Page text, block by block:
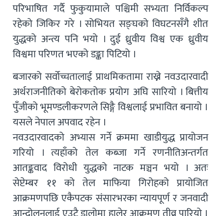
परिभाषित गर्दै फुकुयामाले पश्चिमी सभ्यता निर्विकल्प
रहेको जिकिर गरे । सोभियत सङ्घको विघटनसँगै शीत
युद्धको अन्त्य पनि भयो । दुई ध्रुवीय विश्व एक ध्रुवीय
विश्वमा परिणत भएको डङ्का पिटियो ।
बजारको सर्वोच्चतालाई प्राथमिकतामा राख्ने नवउदारवादी
अर्थराजनीतिको बेरोकतोक प्रयोग अघि सारियो । बित्तीय
पुँजीको भूमण्डलीकरणले सिङ्गै विश्वलाई प्रभावित बनायो ।
यसले नेपाल अपवाद रहेन ।
नवउदारवादको अभ्यास गर्ने क्रममा खाडीयुद्ध प्रायोजन
गरियो । त्यहाँको तेल कब्जा गर्ने रणनीतिअन्तर्गत
आतङ्कवाद विरोधी युद्धको नाटक मञ्चन भयो । अतः
सेप्टेम्बर ११ को तेल माफिया गिरोहको प्रायोजित
आक्रमणपछि एकैपटक संसारभरका न्यायपूर्ण र जनवादी